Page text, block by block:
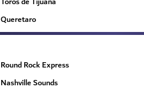
Queretaro
Round Rock Express
Nashville Sounds